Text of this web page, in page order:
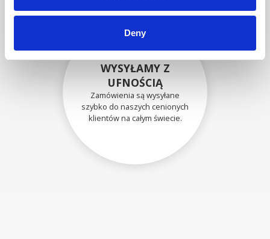
Deny
WYSYŁAMY Z
UFNOŚCIĄ
Zamówienia są wysyłane
szybko do naszych cenionych
klientów na całym świecie.